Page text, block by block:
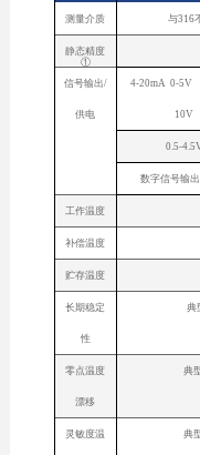
测量介质 与316
静态精度
①
信号输出/
供电
4-20mA 0-
10V
0.5-
数字信号输
工作温度
补偿温度
贮存温度
长期稳定
性
典
零点温度
漂移
典
灵敏度温 典